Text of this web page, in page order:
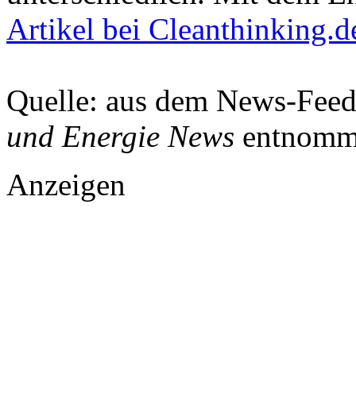
Artikel bei
Quelle: aus dem News-
und Energie News
Anzeigen